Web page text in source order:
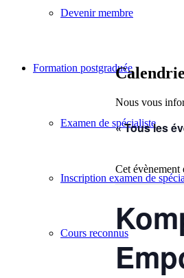
Devenir membre
Formation postgraduée
Examen de spécialiste
Inscription examen de
Cours reconnus
Nous vous
« Tous les
Cet évènement